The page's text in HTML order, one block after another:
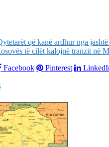
që kanë ardhur nga
të cilët kalojnë tranzit në
Facebook Pinterest